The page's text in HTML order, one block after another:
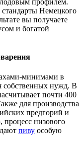
профилем.
стандарты Немецкого
вы получаете
и богатой
минимами в
собственных нужд. В
почти 400
для производства
предгорий и
процесс низового
пиву особую